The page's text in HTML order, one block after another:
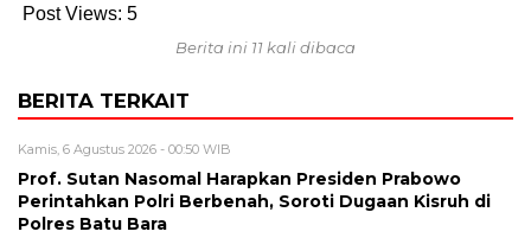
Post Views: 5
Berita ini 11 kali dibaca
BERITA TERKAIT
Kamis, 6 Agustus 2026 - 00:50 WIB
Prof. Sutan Nasomal Harapkan Presiden Prabowo
Perintahkan Polri Berbenah, Soroti Dugaan Kisruh di
Polres Batu Bara